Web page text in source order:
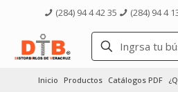
(284) 94 4 42 35 (284) 94 4
Inicio Productos Catálogos PDF